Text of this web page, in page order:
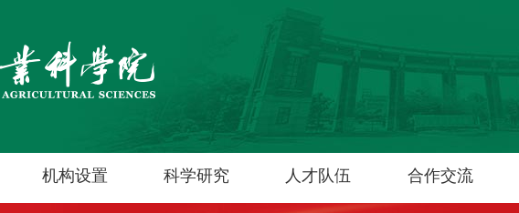
机构设置 科学研究 人才队伍 合作交流